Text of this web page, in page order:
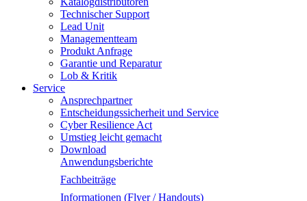
Technischer Support
Lead Unit
Managementteam
Produkt Anfrage
Garantie und Reparatur
Lob & Kritik
Service
Ansprechpartner
Entscheidungssicherheit und Service
Cyber Resilience Act
Umstieg leicht gemacht
Download
Anwendungsberichte
Fachbeiträge
Informationen (Flyer / Handouts)